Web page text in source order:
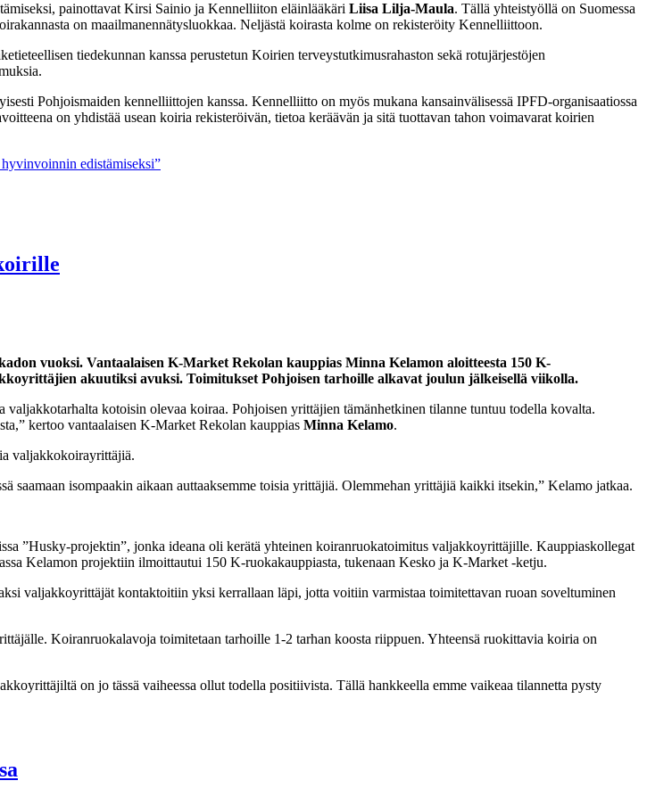
painottavat Kirsi Sainio ja Kennelliiton eläinlääkäri Liisa Lilja-Maula. Tällä yhteistyöllä on Suomessa
on maailmanennätysluokkaa. Neljästä koirasta kolme on rekisteröity Kennelliittoon.
tiedekunnan kanssa perustetun Koirien terveystutkimusrahaston sekä rotujärjestöjen
Pohjoismaiden kennelliittojen kanssa. Kennelliitto on myös mukana kansainvälisessä IPFD-organisaatiossa
on yhdistää usean koiria rekisteröivän, tietoa keräävän ja sitä tuottavan tahon voimavarat koirien
edistämiseksi”
vuoksi. Vantaalaisen K-Market Rekolan kauppias Minna Kelamon aloitteesta 150 K-
akuutiksi avuksi. Toimitukset Pohjoisen tarhoille alkavat joulun jälkeisellä viikolla.
kotoisin olevaa koiraa. Pohjoisen yrittäjien tämänhetkinen tilanne tuntuu todella kovalta.
kertoo vantaalaisen K-Market Rekolan kauppias Minna Kelamo.
valjakkokoirayrittäjiä.
isompaakin aikaan auttaaksemme toisia yrittäjiä. Olemmehan yrittäjiä kaikki itsekin,” Kelamo jatkaa.
”Husky-projektin”, jonka ideana oli kerätä yhteinen koiranruokatoimitus valjakkoyrittäjille. Kauppiaskollegat
Kelamon projektiin ilmoittautui 150 K-ruokakauppiasta, tukenaan Kesko ja K-Market -ketju.
valjakkoyrittäjät kontaktoitiin yksi kerrallaan läpi, jotta voitiin varmistaa toimitettavan ruoan soveltuminen
Koiranruokalavoja toimitetaan tarhoille 1-2 tarhan koosta riippuen. Yhteensä ruokittavia koiria on
on jo tässä vaiheessa ollut todella positiivista. Tällä hankkeella emme vaikeaa tilannetta pysty